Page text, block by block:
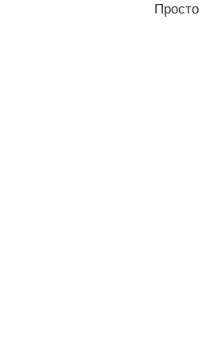
Просто